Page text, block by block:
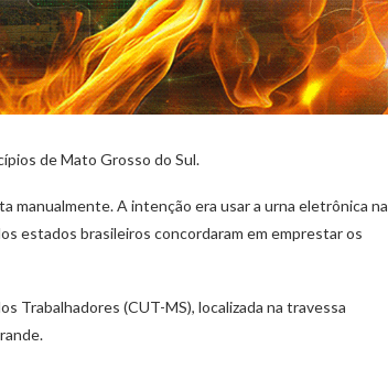
de Mato Grosso do Sul.
manualmente. A intenção era usar a urna eletrônica na
estados brasileiros concordaram em emprestar os
Trabalhadores (CUT-MS), localizada na travessa